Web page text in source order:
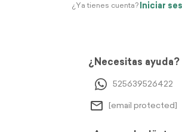
¿Ya tienes cuenta? Iniciar
¿Necesitas ayuda?
525639526422
[email protected]